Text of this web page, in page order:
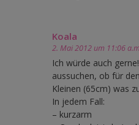
Koala
2. Mai 2012 um 11:06
Ich würde auch
aussuchen, ob für
Kleinen (65cm) was
In jedem Fall:
– kurzarm